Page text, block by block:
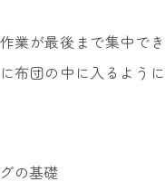
業が最後まで集中でき
布団の中に入るように
の基礎